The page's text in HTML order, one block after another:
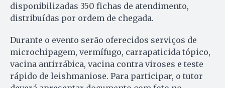
disponibilizadas 350 fichas de atendimento,
distribuídas por ordem de chegada.
Durante o evento serão oferecidos serviços de
microchipagem, vermífugo, carrapaticida tópico,
vacina antirrábica, vacina contra viroses e teste
rápido de leishmaniose. Para participar, o tutor